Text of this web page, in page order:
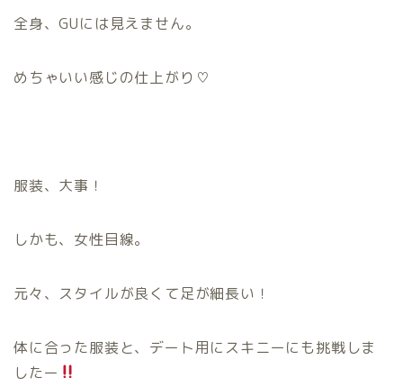
全身、GUには見えません。
めちゃいい感じの仕上がり♡
服装、大事！
しかも、女性目線。
元々、スタイルが良くて足が細長い！
体に合った服装と、デート用にスキニーにも挑戦しま
したー